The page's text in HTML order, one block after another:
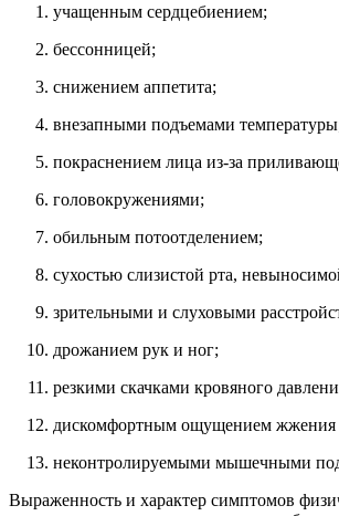
учащенным сердцебиением;
бессонницей;
снижением аппетита;
внезапными подъемами
покраснением лица из-за
головокружениями;
обильным потоотделением;
сухостью слизистой рта,
зрительными и слуховыми
дрожанием рук и ног;
резкими скачками кровяного
дискомфортным ощущением жжения
неконтролируемыми мышечными
Выраженность и характер симптомов